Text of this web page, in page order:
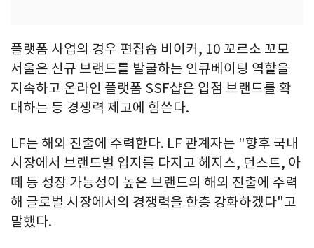
플랫폼 사업의 경우 편집숍 비이커, 10 꼬르소 꼬모
서울은 신규 브랜드를 발굴하는 인큐베이팅 역할을
지속하고 온라인 플랫폼 SSF샵은 입점 브랜드를 확
대하는 등 경쟁력 제고에 힘쓴다.
LF는 해외 진출에 주력한다. LF 관계자는 "향후 국내
시장에서 브랜드별 입지를 다지고 헤지스, 던스트, 아
떼 등 성장 가능성이 높은 브랜드의 해외 진출에 주력
해 글로벌 시장에서의 경쟁력을 한층 강화하겠다"고
말했다.